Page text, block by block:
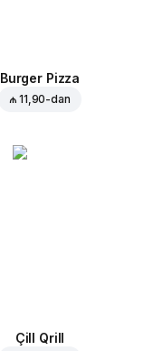
Burger Pizza
₼ 11,90-dan
Çill Qrill